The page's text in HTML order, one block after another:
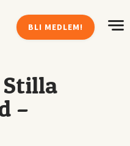
BLI MEDLEM!
Stilla
–